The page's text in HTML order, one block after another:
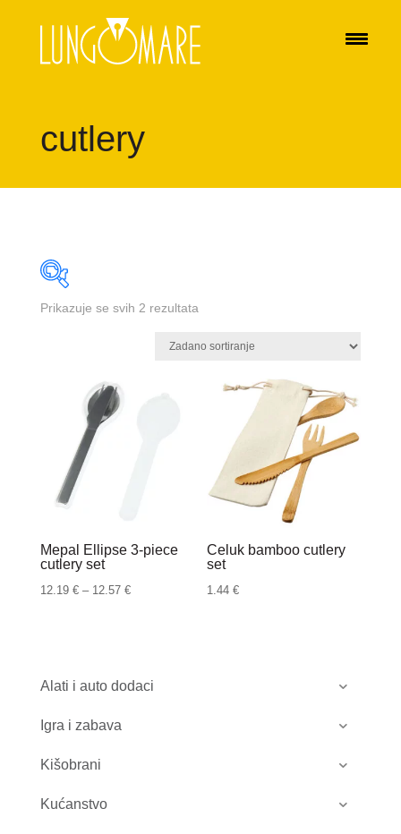
cutlery
Alati i auto dodaci
Igra i zabava
Kišobrani
Kućanstvo
Prikazuje se svih 2 rezultata
Mepal Ellipse 3-piece
cutlery set
12.19 € – 12.57 €Raspon
do
Celuk bamboo cutlery
set
1.44€